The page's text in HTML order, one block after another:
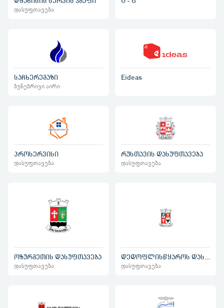
დასუფთავება
საჩხერეგაზი
ბუნებრივი აირი
Eideas
პროსერვისი
დასუფთავება
რუსთავის დასუფთავება
დასუფთავება
ოზურგეთის დასუფთავება
დასუფთავება დასუფთავება